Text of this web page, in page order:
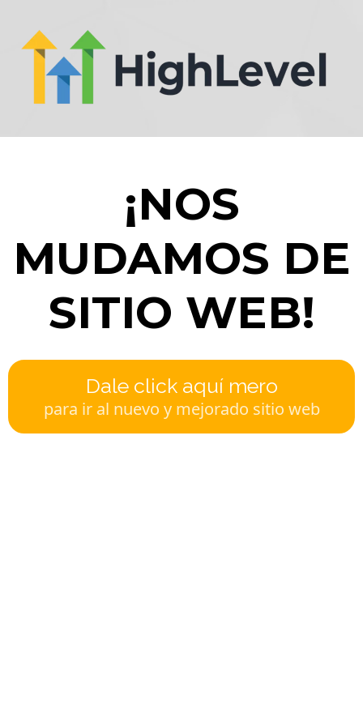
¡NOS
MUDAMOS DE
SITIO WEB!
Dale click aquí mero
para ir al nuevo y mejorado sitio web